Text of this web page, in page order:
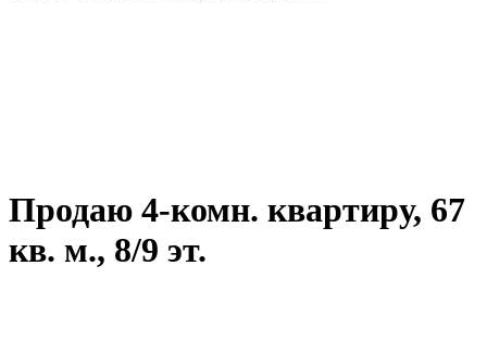
Продаю 4-комн. квартиру, 67
кв. м., 8/9 эт.